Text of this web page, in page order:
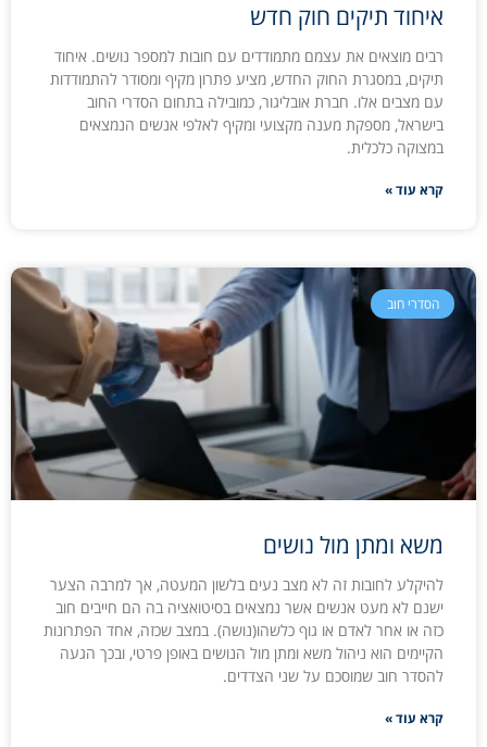
איחוד תיקים חוק חדש
רבים מוצאים את עצמם מתמודדים עם חובות למספר נושים. איחוד
תיקים, במסגרת החוק החדש, מציע פתרון מקיף ומסודר להתמודדות
עם מצבים אלו. חברת אובליגור, כמובילה בתחום הסדרי החוב
בישראל, מספקת מענה מקצועי ומקיף לאלפי אנשים הנמצאים
במצוקה כלכלית.
קרא עוד »
הסדרי חוב
משא ומתן מול נושים
להיקלע לחובות זה לא מצב נעים בלשון המעטה, אך למרבה הצער
ישנם לא מעט אנשים אשר נמצאים בסיטואציה בה הם חייבים חוב
כזה או אחר לאדם או גוף כלשהו(נושה). במצב שכזה, אחד הפתרונות
הקיימים הוא ניהול משא ומתן מול הנושים באופן פרטי, ובכך הגעה
להסדר חוב שמוסכם על שני הצדדים.
קרא עוד »